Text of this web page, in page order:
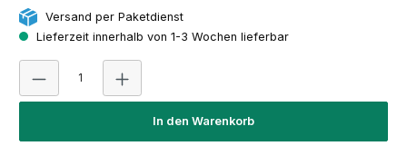
Versand per Paketdienst
Lieferzeit innerhalb von 1-3 Wochen lieferbar
In den Warenkorb